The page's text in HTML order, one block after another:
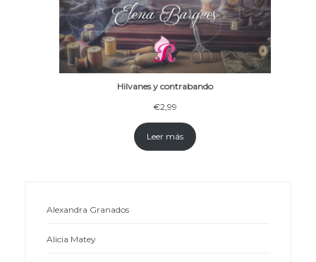
Hilvanes y contrabando
€2,99
Leer más
Alexandra Granados
Alicia Matey